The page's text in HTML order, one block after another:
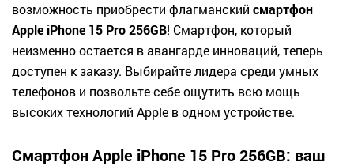
возможность приобрести флагманский смартфон
Apple iPhone 15 Pro 256GB! Смартфон, который
неизменно остается в авангарде инноваций, теперь
доступен к заказу. Выбирайте лидера среди умных
телефонов и позвольте себе ощутить всю мощь
высоких технологий Apple в одном устройстве.
Смартфон Apple iPhone 15 Pro 256GB: ваш